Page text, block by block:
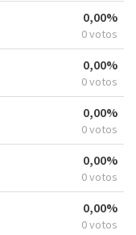
0,00%
0 votos
0,00%
0 votos
0,00%
0 votos
0,00%
0 votos
0,00%
0 votos